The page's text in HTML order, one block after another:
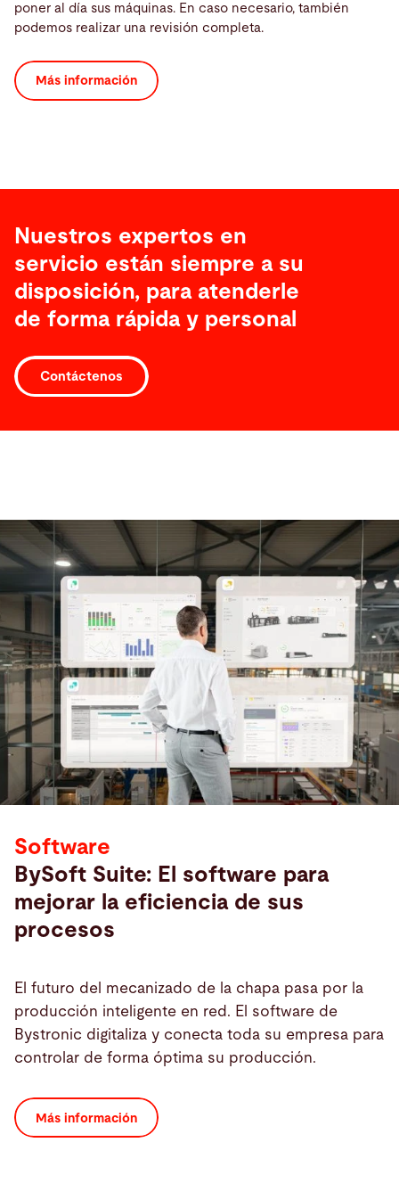
poner al día sus máquinas. En caso necesario, también
podemos realizar una revisión completa.
Más información
Nuestros expertos en
servicio están siempre a su
disposición, para atenderle
de forma rápida y personal
Contáctenos
Software
BySoft Suite: El software para
mejorar la eficiencia de sus
procesos
El futuro del mecanizado de la chapa pasa por la
producción inteligente en red. El software de
Bystronic digitaliza y conecta toda su empresa para
controlar de forma óptima su producción.
Más información